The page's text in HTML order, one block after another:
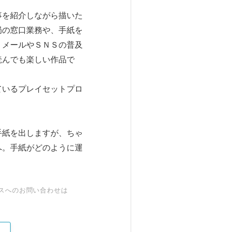
紹介しながら描いた
窓口業務や、手紙を
ールやＳＮＳの普及
でも楽しい作品で
るプレイセットプロ
を出しますが、ちゃ
手紙がどのように運
へのお問い合わせは